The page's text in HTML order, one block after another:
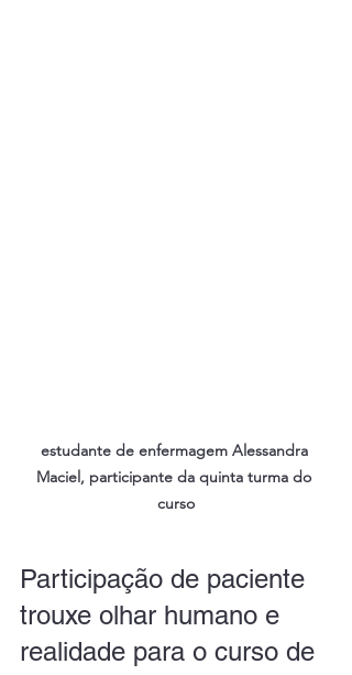
estudante de enfermagem Alessandra
Maciel, participante da quinta turma do
curso
Participação de paciente
trouxe olhar humano e
realidade para o curso de